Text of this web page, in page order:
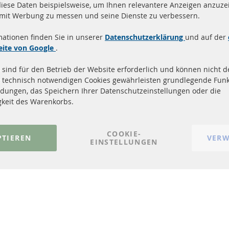
innerhalb 24 Stunden
auf Lager
Alle Teile zertifiziert
homologiert mit e-
Quick Links
Dieselpartikelfilter (DPF)
Dieselpartikelfilter Reinigung
Katalysator (KAT)
Über uns
Zahlungsarten
Versandkosten
Daten beispielsweise, um Ihnen relevantere Anzeigen
Werbung zu messen und seine Dienste zu verbessern.
finden Sie in unserer Datenschutzerklärung und auf der
von Google .
sind für den Betrieb der Website erforderlich und können nicht
notwendigen Cookies gewährleisten grundlegende
das Speichern Ihrer Datenschutzeinstellungen oder die
des Warenkorbs.
COOKIE-
EINSTELLUNGEN